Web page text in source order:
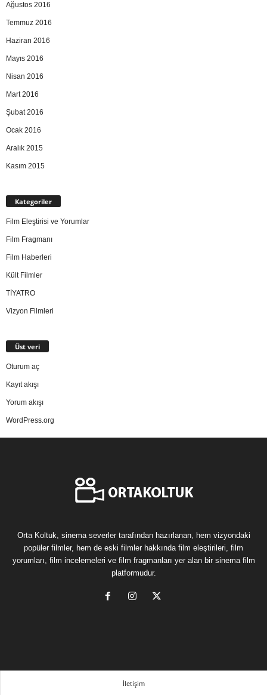
Ağustos 2016
Temmuz 2016
Haziran 2016
Mayıs 2016
Nisan 2016
Mart 2016
Şubat 2016
Ocak 2016
Aralık 2015
Kasım 2015
Kategoriler
Film Eleştirisi ve Yorumlar
Film Fragmanı
Film Haberleri
Kült Filmler
TİYATRO
Vizyon Filmleri
Üst veri
Oturum aç
Kayıt akışı
Yorum akışı
WordPress.org
Orta Koltuk, sinema severler tarafından hazırlanan, hem vizyondaki
popüler filmler, hem de eski filmler hakkında film eleştirileri, film
yorumları, film incelemeleri ve film fragmanları yer alan bir sinema film
platformudur.
İletişim